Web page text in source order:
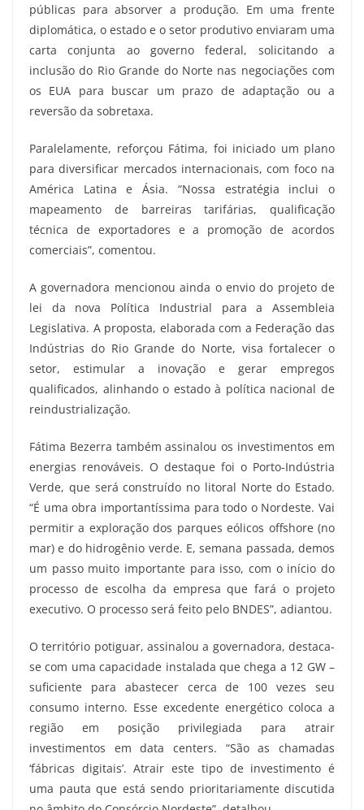
públicas para absorver a produção. Em uma frente
diplomática, o estado e o setor produtivo enviaram uma
carta conjunta ao governo federal, solicitando a
inclusão do Rio Grande do Norte nas negociações com
os EUA para buscar um prazo de adaptação ou a
reversão da sobretaxa.
Paralelamente, reforçou Fátima, foi iniciado um plano
para diversificar mercados internacionais, com foco na
América Latina e Ásia. “Nossa estratégia inclui o
mapeamento de barreiras tarifárias, qualificação
técnica de exportadores e a promoção de acordos
comerciais”, comentou.
A governadora mencionou ainda o envio do projeto de
lei da nova Política Industrial para a Assembleia
Legislativa. A proposta, elaborada com a Federação das
Indústrias do Rio Grande do Norte, visa fortalecer o
setor, estimular a inovação e gerar empregos
qualificados, alinhando o estado à política nacional de
reindustrialização.
Fátima Bezerra também assinalou os investimentos em
energias renováveis. O destaque foi o Porto-Indústria
Verde, que será construído no litoral Norte do Estado.
“É uma obra importantíssima para todo o Nordeste. Vai
permitir a exploração dos parques eólicos offshore (no
mar) e do hidrogênio verde. E, semana passada, demos
um passo muito importante para isso, com o início do
processo de escolha da empresa que fará o projeto
executivo. O processo será feito pelo BNDES”, adiantou.
O território potiguar, assinalou a governadora, destaca-
se com uma capacidade instalada que chega a 12 GW –
suficiente para abastecer cerca de 100 vezes seu
consumo interno. Esse excedente energético coloca a
região em posição privilegiada para atrair
investimentos em data centers. “São as chamadas
‘fábricas digitais’. Atrair este tipo de investimento é
uma pauta que está sendo prioritariamente discutida